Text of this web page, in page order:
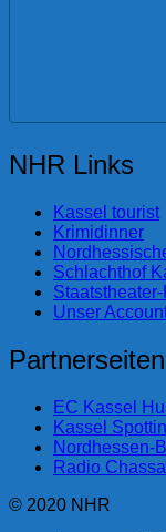
NHR Links
Kassel tourist
Krimidinner
Schlachthof
Staatstheater-
Unser
Partnerseiten
EC Kassel
Kassel
Nordhessen-
Radio
© 2020 NHR